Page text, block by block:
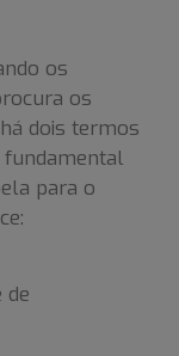
os
os
dois termos
para o
de